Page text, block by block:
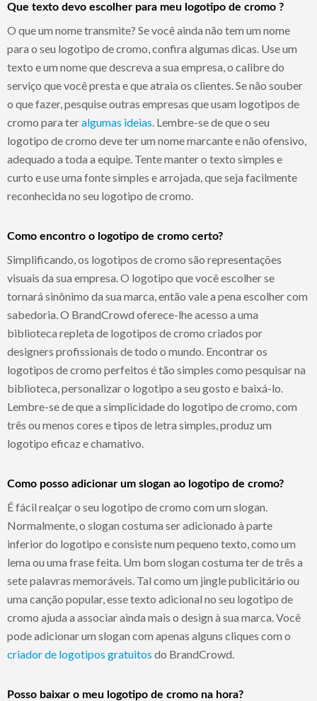
Que texto devo escolher para meu logotipo de cromo ?
O que um nome transmite? Se você ainda não tem um nome
para o seu logotipo de cromo, confira algumas dicas. Use um
texto e um nome que descreva a sua empresa, o calibre do
serviço que você presta e que atraia os clientes. Se não souber
o que fazer, pesquise outras empresas que usam logotipos de
cromo para teralgumas ideias . Lembre-se de que o seu
logotipo de cromo deve ter um nome marcante e não ofensivo,
adequado a toda a equipe. Tente manter o texto simples e
curto e use uma fonte simples e arrojada, que seja facilmente
reconhecida no seu logotipo de cromo.
Como encontro o logotipo de cromo certo?
Simplificando, os logotipos de cromo são representações
visuais da sua empresa. O logotipo que você escolher se
tornará sinônimo da sua marca, então vale a pena escolher com
sabedoria. O BrandCrowd oferece-lhe acesso a uma
biblioteca repleta de logotipos de cromo criados por
designers profissionais de todo o mundo. Encontrar os
logotipos de cromo perfeitos é tão simples como pesquisar na
biblioteca, personalizar o logotipo a seu gosto e baixá-lo.
Lembre-se de que a simplicidade do logotipo de cromo, com
três ou menos cores e tipos de letra simples, produz um
logotipo eficaz e chamativo.
Como posso adicionar um slogan ao logotipo de cromo?
É fácil realçar o seu logotipo de cromo com um slogan.
Normalmente, o slogan costuma ser adicionado à parte
inferior do logotipo e consiste num pequeno texto, como um
lema ou uma frase feita. Um bom slogan costuma ter de três a
sete palavras memoráveis. Tal como um jingle publicitário ou
uma canção popular, esse texto adicional no seu logotipo de
cromo ajuda a associar ainda mais o design à sua marca. Você
pode adicionar um slogan com apenas alguns cliques com o
criador de logotipos gratuitos do BrandCrowd.
Posso baixar o meu logotipo de cromo na hora?